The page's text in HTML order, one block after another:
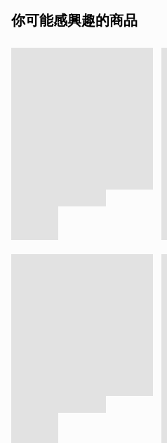
你可能感興趣的商品